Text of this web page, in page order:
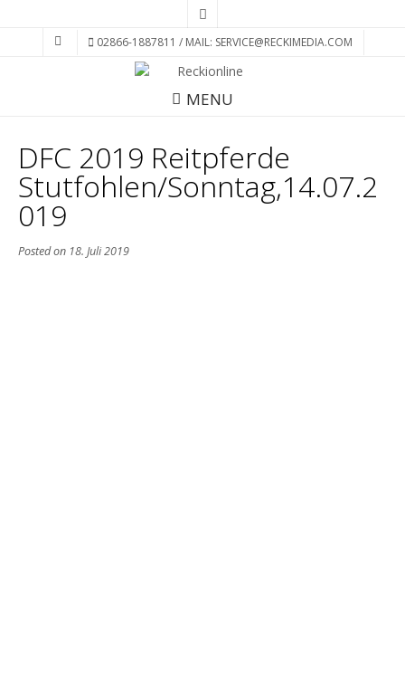
02866-1887811 / MAIL: SERVICE@RECKIMEDIA.COM
MENU
DFC 2019 Reitpferde
Stutfohlen/Sonntag,14.07.2
019
Posted on 18. Juli 2019